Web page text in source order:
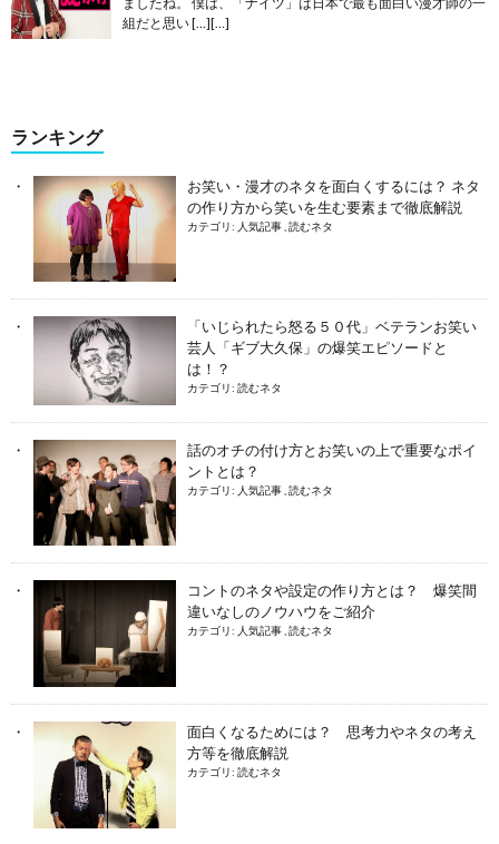
組だと思い […][…]
ランキング
お笑い・漫才のネタを面白くするには？ ネタ
の作り方から笑いを生む要素まで徹底解説
カテゴリ: 人気記事 読むネタ
「いじられたら怒る５０代」ベテランお笑い
芸人「ギブ大久保」の爆笑エピソードと
は！？
カテゴリ: 読むネタ
話のオチの付け方とお笑いの上で重要なポイ
ントとは？
カテゴリ: 人気記事 読むネタ
コントのネタや設定の作り方とは？ 爆笑間
違いなしのノウハウをご紹介
カテゴリ: 人気記事 読むネタ
面白くなるためには？ 思考力やネタの考え
方等を徹底解説
カテゴリ: 読むネタ